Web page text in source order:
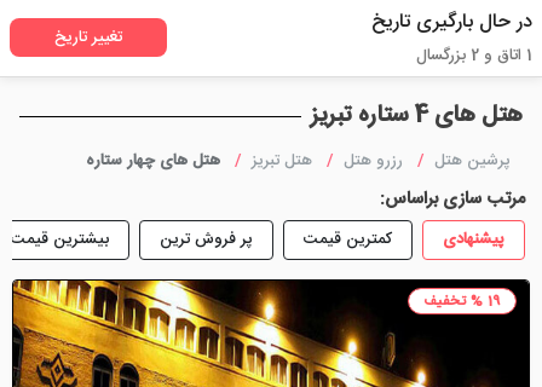
هتل های 4 ستاره تبریز
پرشین هتل رزرو هتل هتل تبریز هتل های چهار ستاره
مرتب سازی براساس:
پیشنهادی کمترین قیمت پر فروش ترین بیشترین قیمت
19 % تخفیف
در حال بارگیری تاریخ
1 اتاق و 2 بزرگسال
تغییر تاریخ